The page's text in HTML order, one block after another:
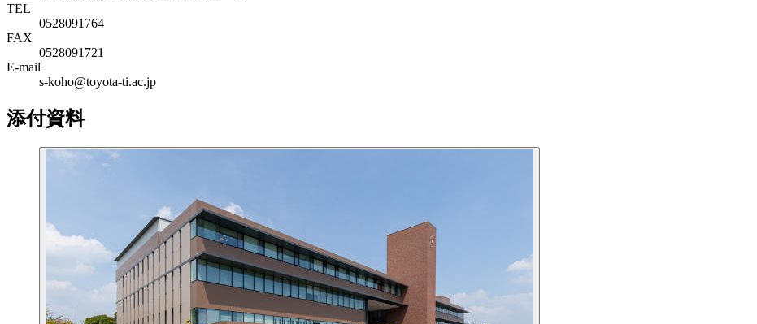
TEL
0528091764
FAX
0528091721
E-mail
s-koho@toyota-ti.ac.jp
添付資料